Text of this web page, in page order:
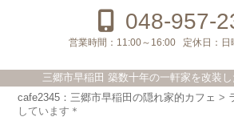
048-957-
営業時間： 11:00～16:00 定休日： 日
三郷市早稲田 築数十年の一軒家を改装
cafe2345：三郷市早稲田の隠れ家的カフェ >
しています＊